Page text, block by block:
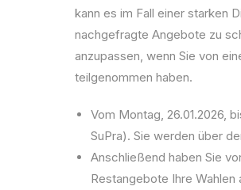
kann es im Fall einer starken
nachgefragte Angebote zu
anzupassen, wenn Sie von
teilgenommen haben.
Vom Montag, 26.01.2026,
SuPra). Sie werden über
Anschließend haben Sie
Restangebote Ihre